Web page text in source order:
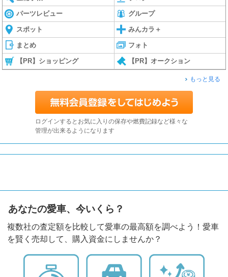
パーツレビュー グループ
スポット みんカラ＋
まとめ フォト
【PR】ショッピング 【PR】オークション
もっと見る
ログインするとお気に入りの保存や燃費記録など様々な
管理が出来るようになります
あなたの愛車、今いくら？
複数社の査定額を比較して愛車の最高額を調べよう！愛車
を賢く売却して、購入資金にしませんか？